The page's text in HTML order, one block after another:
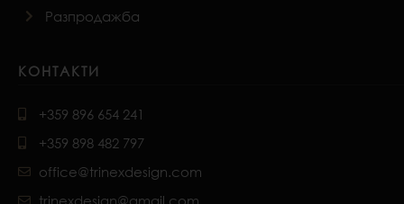
Разпродажба
КОНТАКТИ
+359 896 654 241
+359 898 482 797
office@trinexdesign.com
trinexdesign@gmail.com